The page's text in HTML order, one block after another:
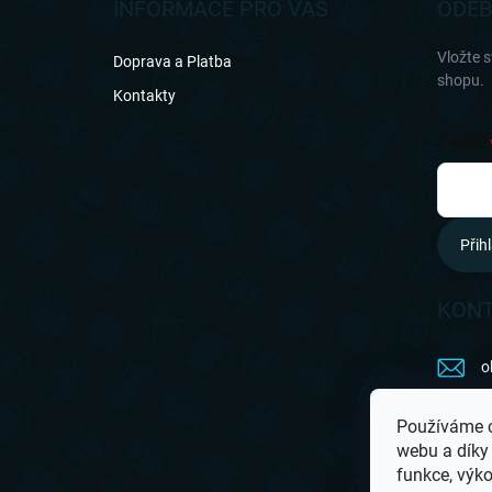
Používáme
webu a
funkce,
INFORMACE PRO VÁS
Doprava a Platba
Kontakty
Vložte
shopu.